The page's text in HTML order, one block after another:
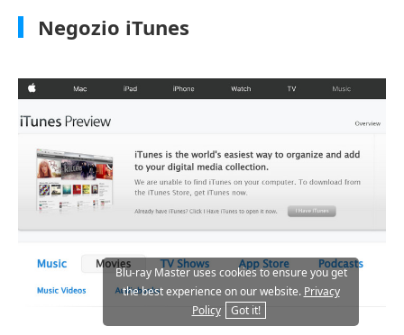
Negozio iTunes
Blu-ray Master uses cookies to ensure you get
the best experience on our website. Privacy
Policy
Got it!